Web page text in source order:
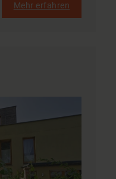
Mehr erfahren